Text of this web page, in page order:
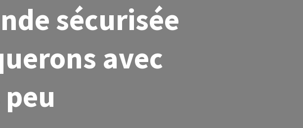
sécurisée
avec